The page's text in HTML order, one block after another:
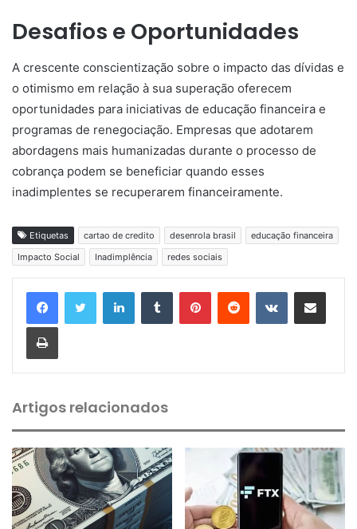
Desafios e Oportunidades
A crescente conscientização sobre o impacto das dívidas e
o otimismo em relação à sua superação oferecem
oportunidades para iniciativas de educação financeira e
programas de renegociação. Empresas que adotarem
abordagens mais humanizadas durante o processo de
cobrança podem se beneficiar quando esses
inadimplentes se recuperarem financeiramente.
Etiquetas cartao de credito desenrola brasil
educação financeira
Impacto Social
Inadimplência redes sociais
Artigos relacionados